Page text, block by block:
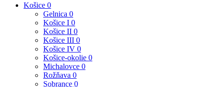
Košice 0
Gelnica 0
Košice I 0
Košice II 0
Košice III 0
Košice IV 0
Košice-okolie 0
Michalovce 0
Rožňava 0
Sobrance 0